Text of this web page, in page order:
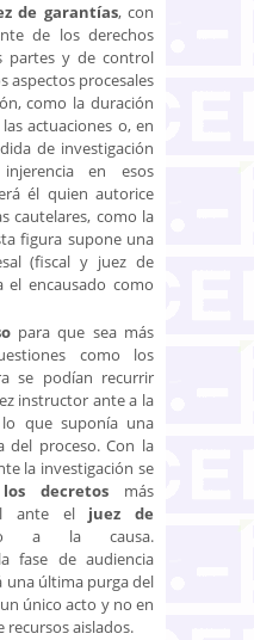
de garantías, con
de los derechos
partes y de control
aspectos procesales
como la duración
actuaciones o, en
de investigación
en esos
él quien autorice
cautelares, como la
figura supone una
(fiscal y juez de
el encausado como
para que sea más
como los
se podían recurrir
instructor ante a la
lo que suponía una
del proceso. Con la
la investigación se
decretos más
ante el juez de
a la causa.
fase de audiencia
una última purga del
único acto y no en
aislados.